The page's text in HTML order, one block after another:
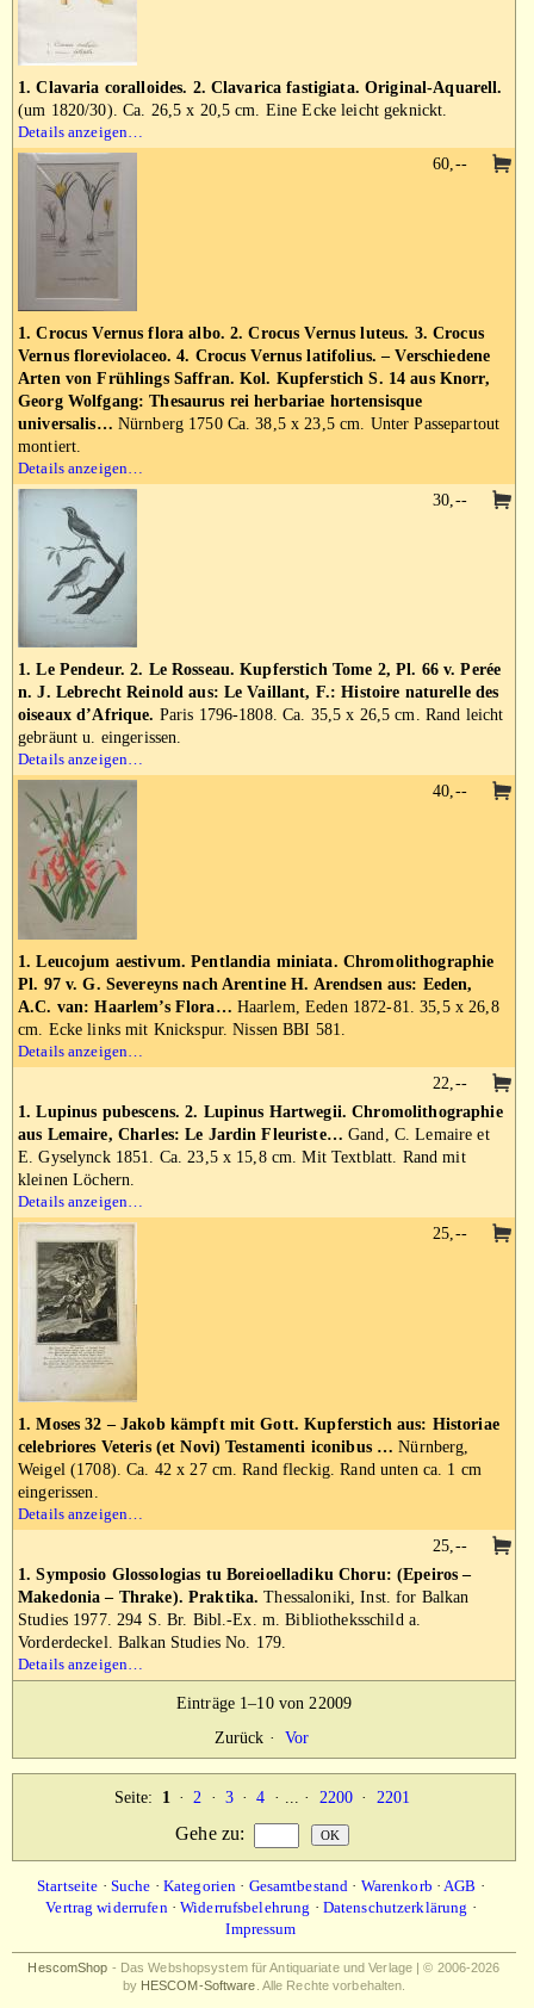
1. Clavaria coralloides. 2. Clavarica fastigiata. Original-Aquarell.
(um 1820/30). Ca. 26,5 x 20,5 cm. Eine Ecke leicht geknickt.
Details anzeigen…
1. Crocus Vernus flora albo. 2. Crocus Vernus luteus. 3. Crocus
Vernus floreviolaceo. 4. Crocus Vernus latifolius. – Verschiedene
Arten von Frühlings Saffran. Kol. Kupferstich S. 14 aus Knorr,
Georg Wolfgang: Thesaurus rei herbariae hortensisque
universalis… Nürnberg 1750 Ca. 38,5 x 23,5 cm. Unter Passepartout
montiert.
Details anzeigen…
60,--
1. Le Pendeur. 2. Le Rosseau. Kupferstich Tome 2, Pl. 66 v. Perée
n. J. Lebrecht Reinold aus: Le Vaillant, F.: Histoire naturelle des
oiseaux d’Afrique. Paris 1796-1808. Ca. 35,5 x 26,5 cm. Rand leicht
gebräunt u. eingerissen.
Details anzeigen…
30,--
1. Leucojum aestivum. Pentlandia miniata. Chromolithographie
Pl. 97 v. G. Severeyns nach Arentine H. Arendsen aus: Eeden,
A.C. van: Haarlem’s Flora… Haarlem, Eeden 1872-81. 35,5 x 26,8
cm. Ecke links mit Knickspur. Nissen BBI 581.
Details anzeigen…
40,--
1. Lupinus pubescens. 2. Lupinus Hartwegii. Chromolithographie
aus Lemaire, Charles: Le Jardin Fleuriste… Gand, C. Lemaire et
E. Gyselynck 1851. Ca. 23,5 x 15,8 cm. Mit Textblatt. Rand mit
kleinen Löchern.
Details anzeigen…
22,--
1. Moses 32 – Jakob kämpft mit Gott. Kupferstich aus: Historiae
celebriores Veteris (et Novi) Testamenti iconibus … Nürnberg,
Weigel (1708). Ca. 42 x 27 cm. Rand fleckig. Rand unten ca. 1 cm
eingerissen.
Details anzeigen…
25,--
1. Symposio Glossologias tu Boreioelladiku Choru: (Epeiros –
Makedonia – Thrake). Praktika. Thessaloniki, Inst. for Balkan
Studies 1977. 294 S. Br. Bibl.-Ex. m. Bibliotheksschild a.
Vorderdeckel. Balkan Studies No. 179.
Details anzeigen…
25,--
Einträge 1–10 von 22009
Zurück · Vor
Seite: 1 · 2 · 3 · 4 · ... · 2200 · 2201
Gehe zu:
Startseite · Suche · Kategorien · Gesamtbestand · Warenkorb ·AGB ·
Vertrag widerrufen·Widerrufsbelehrung · Datenschutzerklärung ·
Impressum
HescomShop - Das Webshopsystem für Antiquariate und Verlage | © 2006-2026
by HESCOM-Software . Alle Rechte vorbehalten.